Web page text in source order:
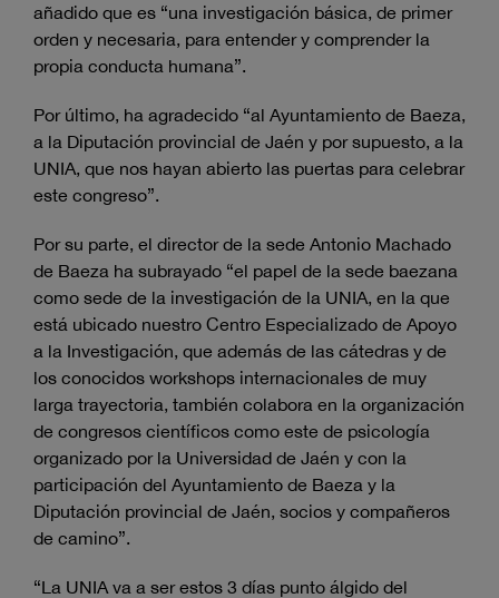
añadido que es “una investigación básica, de primer
orden y necesaria, para entender y comprender la
propia conducta humana”.
Por último, ha agradecido “al Ayuntamiento de Baeza,
a la Diputación provincial de Jaén y por supuesto, a la
UNIA, que nos hayan abierto las puertas para celebrar
este congreso”.
Por su parte, el director de la sede Antonio Machado
de Baeza ha subrayado “el papel de la sede baezana
como sede de la investigación de la UNIA, en la que
está ubicado nuestro Centro Especializado de Apoyo
a la Investigación, que además de las cátedras y de
los conocidos workshops internacionales de muy
larga trayectoria, también colabora en la organización
de congresos científicos como este de psicología
organizado por la Universidad de Jaén y con la
participación del Ayuntamiento de Baeza y la
Diputación provincial de Jaén, socios y compañeros
de camino”.
“La UNIA va a ser estos 3 días punto álgido del